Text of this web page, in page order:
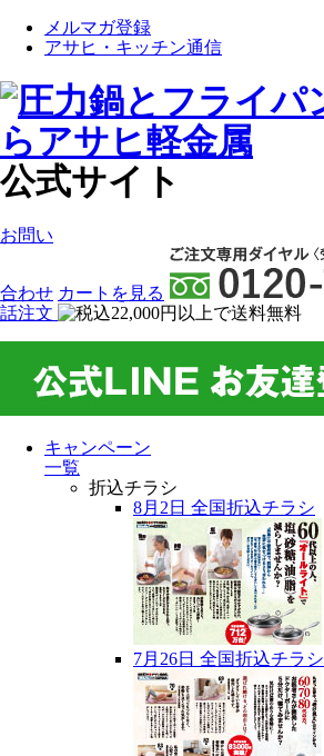
メルマガ登録
アサヒ・キッチン通信
公式サイト
お問い
合わせ カート を見る
話注文
キャンペーン
一覧
折込チラシ
8月2日 全国折込チラシ
7月26日 全国折込チラシ